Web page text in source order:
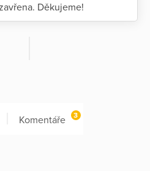
Děkujeme!
Komentáře 3